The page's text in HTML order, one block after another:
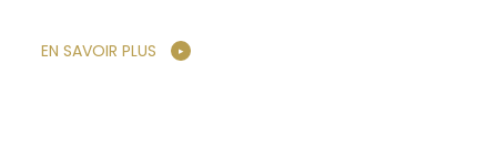
EN SAVOIR PLUS